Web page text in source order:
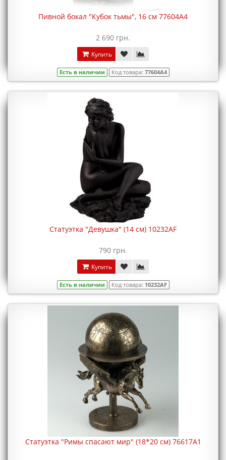
Пивной бокал "Кубок тьмы", 16 см 77604A4
2 690 грн.
Купить
Есть в наличии Код товара: 77604A4
Статуэтка "Девушка" (14 см) 10232AF
790 грн.
Купить
Есть в наличии Код товара: 10232AF
Статуэтка "Римы спасают мир" (18*20 см) 76617A1